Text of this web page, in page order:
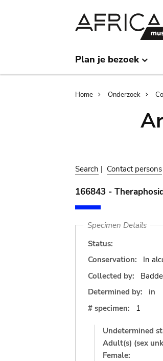
Plan je bezoek
Home Onderzoek
Search | Contact persons
166843 -
Specimen Details
Status:
Conservation:
In
Collected by:
Determined by:
in
# specimen:
1
Undetermined
Adult(s) (sex
Female: